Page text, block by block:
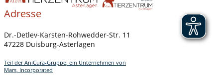
Adresse
Dr.-Detlev-Karsten-Rohwedder-Str. 11
47228 Duisburg-Asterlagen
Teil der AniCura-Gruppe, ein Unternehmen von
Mars, Incorporated